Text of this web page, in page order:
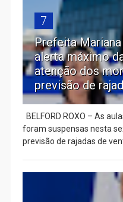
7
Prefeita
alerta máximo
atenção dos
previsão de
BELFORD ROXO – As
foram suspensas nesta
previsão de rajadas de